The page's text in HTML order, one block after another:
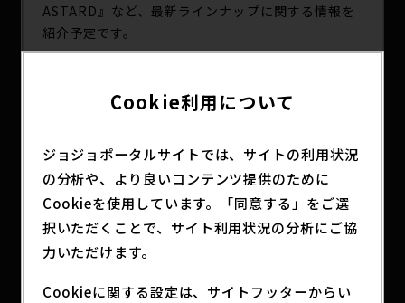
ASTARD』など、最新ラインナップに関する情報を
紹介予定です。
代作品掲載パンフレットや、オリジナルWBロゴ型
みとこれからの展開を、会場でぜひご体感くださ
い。
※Anime Expo 2026への参加チケットが必要とな
ります。詳細につきましては、Anime Expoの公式
ウェブサイトをご参照ください。
Cookie利用について
ジョジョポータルサイトでは、サイトの利用状況
の分析や、より良いコンテンツ提供のために
Cookieを使用しています。「同意する」をご選
択いただくことで、サイト利用状況の分析にご協
力いただけます。
Cookieに関する設定は、サイトフッターからい